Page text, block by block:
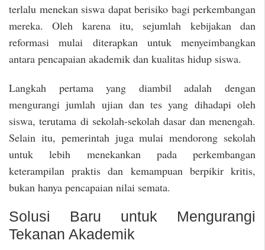
terlalu menekan siswa dapat berisiko bagi perkembangan
mereka. Oleh karena itu, sejumlah kebijakan dan
reformasi mulai diterapkan untuk menyeimbangkan
antara pencapaian akademik dan kualitas hidup siswa.
Langkah pertama yang diambil adalah dengan
mengurangi jumlah ujian dan tes yang dihadapi oleh
siswa, terutama di sekolah-sekolah dasar dan menengah.
Selain itu, pemerintah juga mulai mendorong sekolah
untuk lebih menekankan pada perkembangan
keterampilan praktis dan kemampuan berpikir kritis,
bukan hanya pencapaian nilai semata.
Solusi Baru untuk Mengurangi
Tekanan Akademik